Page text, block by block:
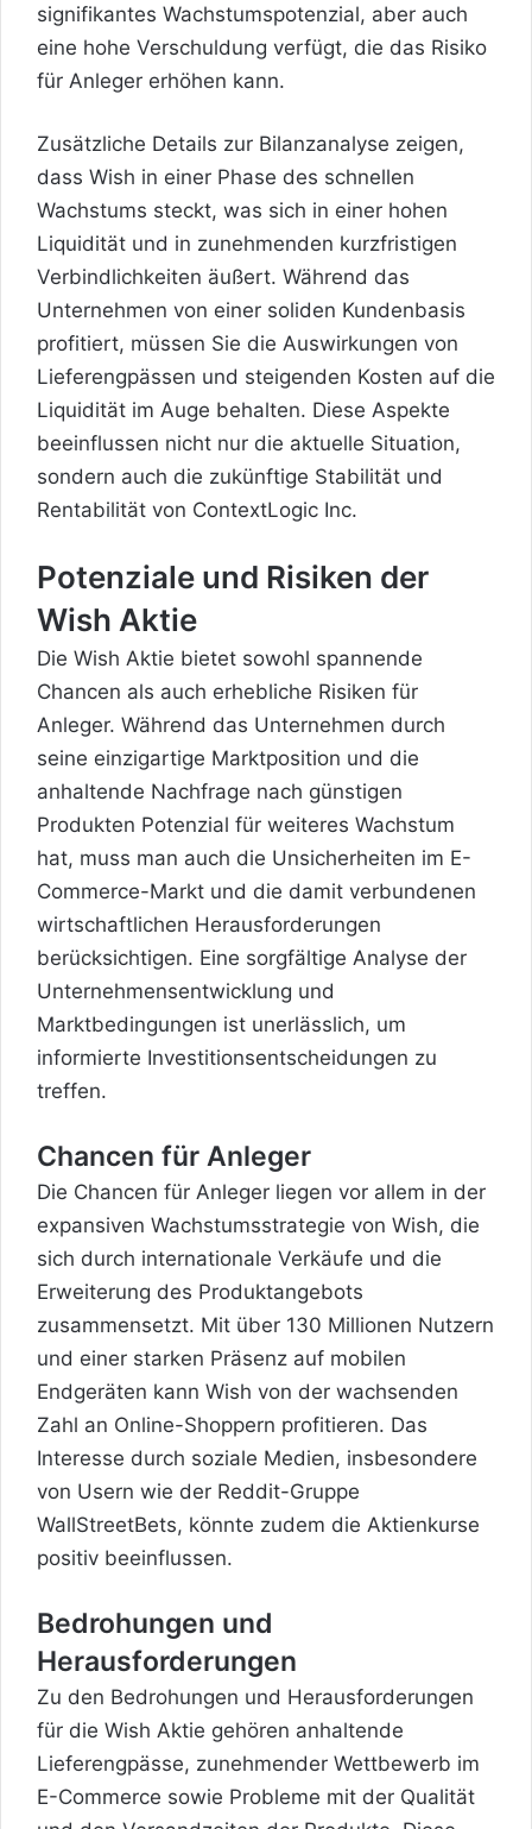
signifikantes Wachstumspotenzial, aber auch
eine hohe Verschuldung verfügt, die das Risiko
für Anleger erhöhen kann.
Zusätzliche Details zur Bilanzanalyse zeigen,
dass Wish in einer Phase des schnellen
Wachstums steckt, was sich in einer hohen
Liquidität und in zunehmenden kurzfristigen
Verbindlichkeiten äußert. Während das
Unternehmen von einer soliden Kundenbasis
profitiert, müssen Sie die Auswirkungen von
Lieferengpässen und steigenden Kosten auf die
Liquidität im Auge behalten. Diese Aspekte
beeinflussen nicht nur die aktuelle Situation,
sondern auch die zukünftige Stabilität und
Rentabilität von ContextLogic Inc.
Potenziale und Risiken der
Wish Aktie
Die Wish Aktie bietet sowohl spannende
Chancen als auch erhebliche Risiken für
Anleger. Während das Unternehmen durch
seine einzigartige Marktposition und die
anhaltende Nachfrage nach günstigen
Produkten Potenzial für weiteres Wachstum
hat, muss man auch die Unsicherheiten im E-
Commerce-Markt und die damit verbundenen
wirtschaftlichen Herausforderungen
berücksichtigen. Eine sorgfältige Analyse der
Unternehmensentwicklung und
Marktbedingungen ist unerlässlich, um
informierte Investitionsentscheidungen zu
treffen.
Chancen für Anleger
Die Chancen für Anleger liegen vor allem in der
expansiven Wachstumsstrategie von Wish, die
sich durch internationale Verkäufe und die
Erweiterung des Produktangebots
zusammensetzt. Mit über 130 Millionen Nutzern
und einer starken Präsenz auf mobilen
Endgeräten kann Wish von der wachsenden
Zahl an Online-Shoppern profitieren. Das
Interesse durch soziale Medien, insbesondere
von Usern wie der Reddit-Gruppe
WallStreetBets, könnte zudem die Aktienkurse
positiv beeinflussen.
Bedrohungen und
Herausforderungen
Zu den Bedrohungen und Herausforderungen
für die Wish Aktie gehören anhaltende
Lieferengpässe, zunehmender Wettbewerb im
E-Commerce sowie Probleme mit der Qualität